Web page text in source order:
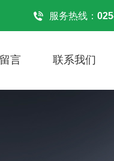
服务热线：
言 联系我们